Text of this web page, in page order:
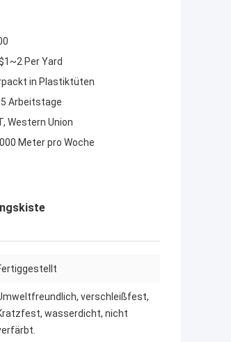
Per Yard
in Plastiktüten
Arbeitstage
Western Union
Meter pro Woche
verschleißfest,
wasserdicht, nicht